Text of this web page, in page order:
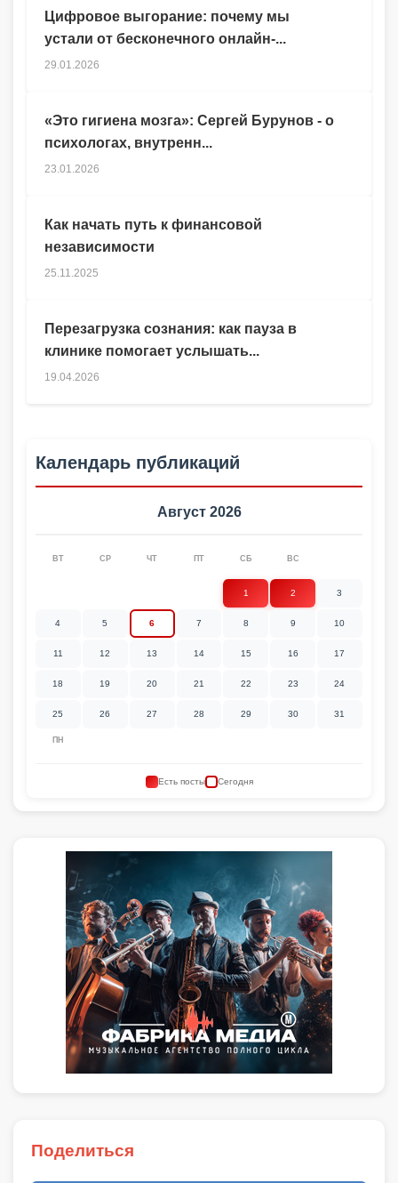
Перезагрузка сознания: как пауза в
клинике помогает услышать...
19.04.2026
Цифровое выгорание: почему мы
устали от бесконечного онлайн-...
29.01.2026
«Это гигиена мозга»: Сергей Бурунов - о
психологах, внутренн...
23.01.2026
Как начать путь к финансовой
независимости
25.11.2025
Календарь публикаций
Август 2026
ПН
ВТ СР ЧТ ПТ СБ ВС
1 2 3
4 5 6 7 8 9 10
11 12 13 14 15 16 17
18 19 20 21 22 23 24
25 26 27 28 29 30 31
Есть посты Сегодня
Поделиться